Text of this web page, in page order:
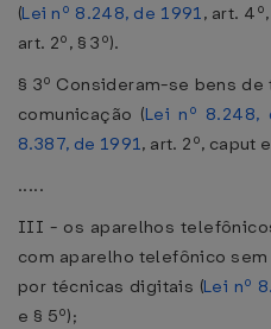
(Lei nº 8.248, de 1991, art.
art. 2º, § 3º).
§ 3º Consideram-se bens
comunicação (Lei nº 8.248,
8.387, de 1991, art. 2º, caput
.....
III - os aparelhos
com aparelho telefônico
por técnicas digitais (Lei nº
e § 5º);